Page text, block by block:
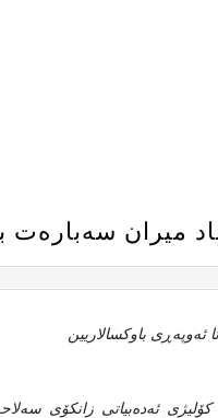
میران سه‌باره‌ت
ئه‌وپه‌ڕی‌ باوكسالاریین
ئه‌ده‌بیاتی زانكۆی